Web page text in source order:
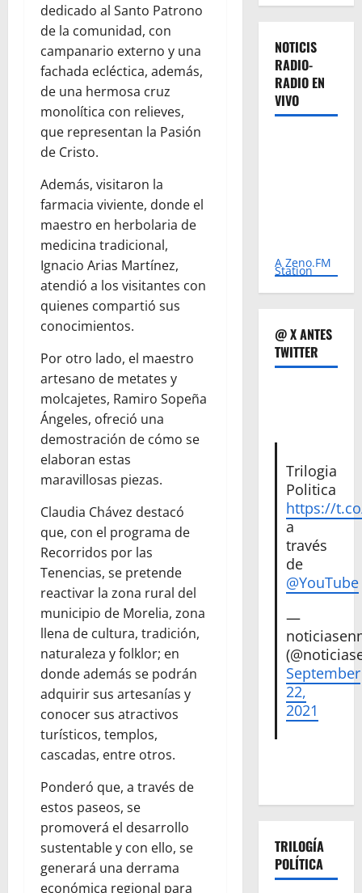
dedicado al Santo Patrono
de la comunidad, con
campanario externo y una
fachada ecléctica, además,
de una hermosa cruz
monolítica con relieves,
que representan la Pasión
de Cristo.
Además, visitaron la
farmacia viviente, donde el
maestro en herbolaria de
medicina tradicional,
Ignacio Arias Martínez,
atendió a los visitantes con
quienes compartió sus
conocimientos.
Por otro lado, el maestro
artesano de metates y
molcajetes, Ramiro Sopeña
Ángeles, ofreció una
demostración de cómo se
elaboran estas
maravillosas piezas.
Claudia Chávez destacó
que, con el programa de
Recorridos por las
Tenencias, se pretende
reactivar la zona rural del
municipio de Morelia, zona
llena de cultura, tradición,
naturaleza y folklor; en
donde además se podrán
adquirir sus artesanías y
conocer sus atractivos
turísticos, templos,
cascadas, entre otros.
Ponderó que, a través de
estos paseos, se
promoverá el desarrollo
sustentable y con ello, se
generará una derrama
económica regional para
NOTICIS
RADIO-
RADIO EN
VIVO
A Zeno.FM
Station
@ X ANTES
TWITTER
Trilogia
Politica
https://
a
través
de
@YouTube
—
September
22,
2021
TRILOGÍA
POLÍTICA